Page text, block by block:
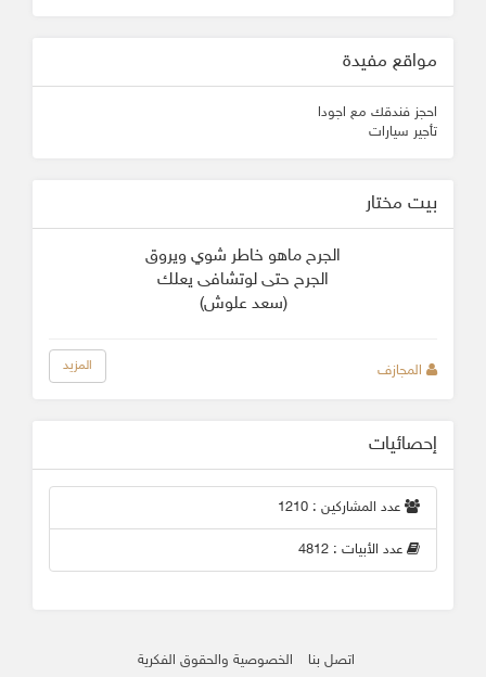
مواقع مفيدة
احجز فندقك مع اجودا
تأجير سيارات
بيت مختار
الجرح ماهو خاطر شوي ويروق
الجرح حتى لوتشافى يعلك
(سعد علوش)
المجازف المزيد
إحصائيات
عدد المشاركين : 1210
عدد الأبيات : 4812
اتصل بنا الخصوصية والحقوق الفكرية